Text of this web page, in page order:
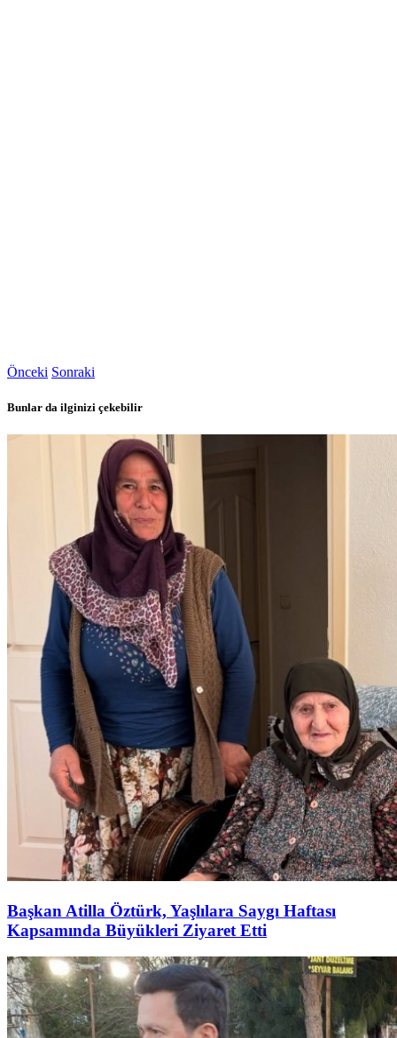
Önceki Sonraki
Bunlar da ilginizi çekebilir
Başkan Atilla Öztürk, Yaşlılara Saygı Haftası
Kapsamında Büyükleri Ziyaret Etti